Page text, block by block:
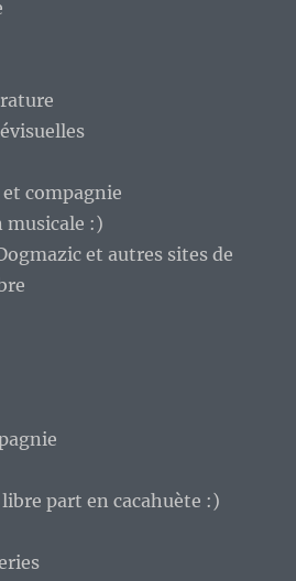
compagnie
musicale :)
et autres sites de
part en cacahuète :)